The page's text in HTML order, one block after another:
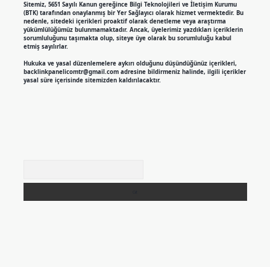
Sitemiz, 5651 Sayılı Kanun gereğince Bilgi Teknolojileri ve İletişim Kurumu
(BTK) tarafından onaylanmış bir Yer Sağlayıcı olarak hizmet vermektedir. Bu
nedenle, sitedeki içerikleri proaktif olarak denetleme veya araştırma
yükümlülüğümüz bulunmamaktadır. Ancak, üyelerimiz yazdıkları içeriklerin
sorumluluğunu taşımakta olup, siteye üye olarak bu sorumluluğu kabul
etmiş sayılırlar.
Hukuka ve yasal düzenlemelere aykırı olduğunu düşündüğünüz içerikleri,
backlinkpanelicomtr@gmail.comadresine bildirmeniz halinde, ilgili içerikler
yasal süre içerisinde sitemizden kaldırılacaktır.